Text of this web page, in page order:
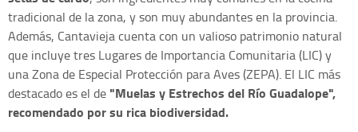
tradicional de la zona, y son muy abundantes en la provincia.
Además, Cantavieja cuenta con un valioso patrimonio natural
que incluye tres Lugares de Importancia Comunitaria (LIC) y
una Zona de Especial Protección para Aves (ZEPA). El LIC más
destacado es el de "Muelas y Estrechos del Río Guadalope",
recomendado por su rica biodiversidad.